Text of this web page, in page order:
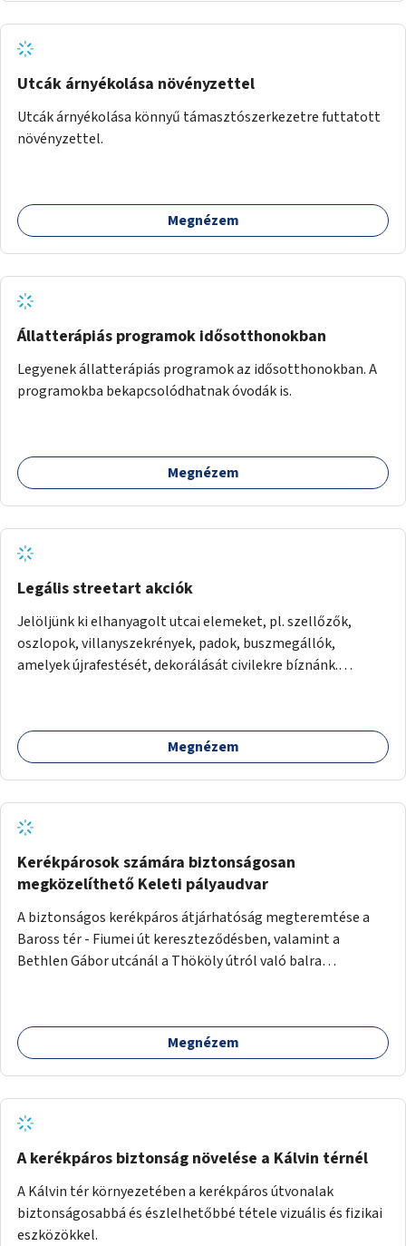
Utcák árnyékolása növényzettel
Utcák árnyékolása könnyű támasztószerkezetre futtatott
növényzettel.
Megnézem
Állatterápiás programok idősotthonokban
Legyenek állatterápiás programok az idősotthonokban. A
programokba bekapcsolódhatnak óvodák is.
Megnézem
Legális streetart akciók
Jelöljünk ki elhanyagolt utcai elemeket, pl. szellőzők,
oszlopok, villanyszekrények, padok, buszmegállók,
amelyek újrafestését, dekorálását civilekre bíznánk.
Megnézem
Kerékpárosok számára biztonságosan
megközelíthető Keleti pályaudvar
A biztonságos kerékpáros átjárhatóság megteremtése a
Baross tér - Fiumei út kereszteződésben, valamint a
Bethlen Gábor utcánál a Thököly útról való balra
Megnézem
A kerékpáros biztonság növelése a Kálvin térnél
A Kálvin tér környezetében a kerékpáros útvonalak
biztonságosabbá és észlelhetőbbé tétele vizuális és fizikai
eszközökkel.